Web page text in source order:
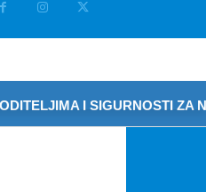
I SIGURNOSTI ZA